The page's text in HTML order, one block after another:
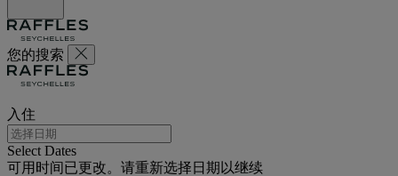
您的搜索
入住
Select Dates
可用时间已更改。请重新选择日期以继续